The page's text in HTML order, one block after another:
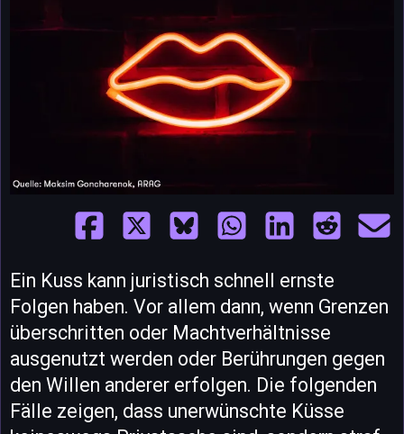
Ein Kuss kann juristisch schnell ernste
Folgen haben. Vor allem dann, wenn Grenzen
überschritten oder Machtverhältnisse
ausgenutzt werden oder Berührungen gegen
den Willen anderer erfolgen. Die folgenden
Fälle zeigen, dass unerwünschte Küsse